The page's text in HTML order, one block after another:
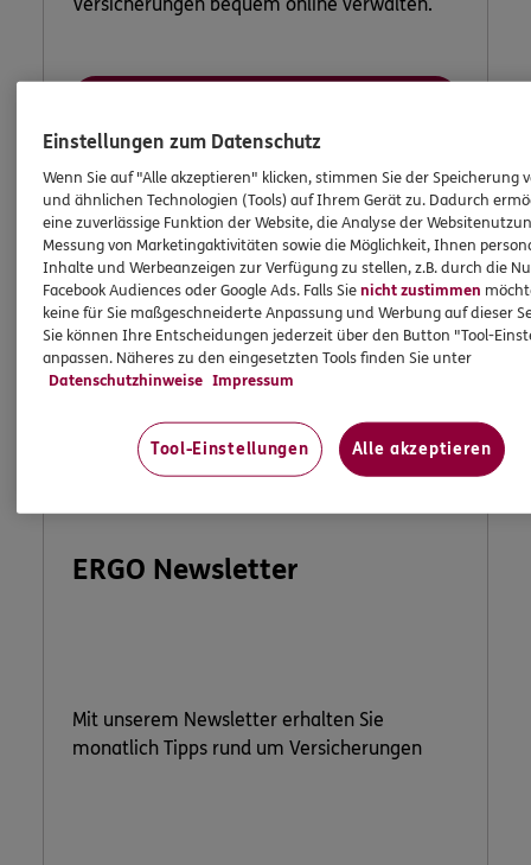
ERGO Newsletter
Mit unserem Newsletter erhalten Sie
monatlich Tipps rund um Versicherungen
Einstellungen zum Datenschutz
Wenn Sie auf "Alle akzeptieren" klicken, stimmen Sie der Speicherung
und ähnlichen Technologien (Tools) auf Ihrem Gerät zu. Dadurch
eine zuverlässige Funktion der Website, die Analyse der
Messung von Marketingaktivitäten sowie die Möglichkeit, Ihnen
Inhalte und Werbeanzeigen zur Verfügung zu stellen, z.B. durch die
Facebook Audiences oder Google Ads. Falls Sienicht zustimmen
keine für Sie maßgeschneiderte Anpassung und Werbung auf dieser
Sie können Ihre Entscheidungen jederzeit über den Button "Tool-
anpassen. Näheres zu den eingesetzten Tools finden Sie unter
Datenschutzhinweise Impressum
Tool-Einstellungen Alle akzeptieren